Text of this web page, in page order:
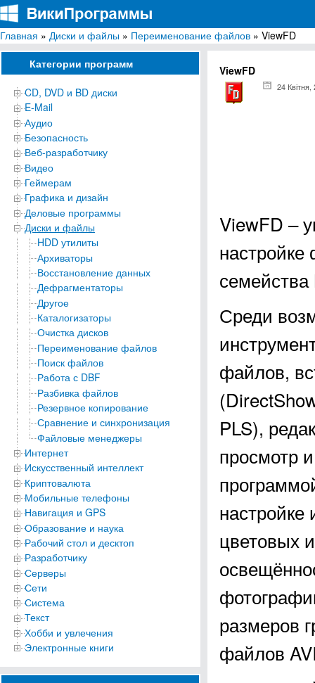
ВикиПрограммы
Энциклопедия бесплатных компьютерных программ для Windows
Главная » Диски и файлы » Переименование файлов » ViewFD
Категории программ
CD, DVD и BD диски
E-Mail
Аудио
Безопасность
Веб-разработчику
Видео
Геймерам
Графика и дизайн
Деловые программы
Диски и файлы
HDD утилиты
Архиваторы
Восстановление данных
Дефрагментаторы
Другое
Каталогизаторы
Очистка дисков
Переименование файлов
Поиск файлов
Работа с DBF
Разбивка файлов
Резервное копирование
Сравнение и синхронизация
Файловые менеджеры
Интернет
Искусственный интеллект
Криптовалюта
Мобильные телефоны
Навигация и GPS
Образование и наука
Рабочий стол и десктоп
Разработчику
Серверы
Сети
Система
Текст
Хобби и увлечения
Электронные книги
ViewFD
24 Квітня,
ViewFD –
Среди
файлов,
PLS),
просмотр
цветовых
размеров
файлов